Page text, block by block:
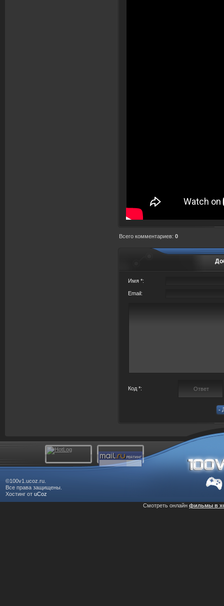
Всего комментариев: 0
Имя *:
Email:
Код *:
©100v1.ucoz.ru.
Все права защищены.
Хостинг от uCoz
Смотреть онлайн фильмы в